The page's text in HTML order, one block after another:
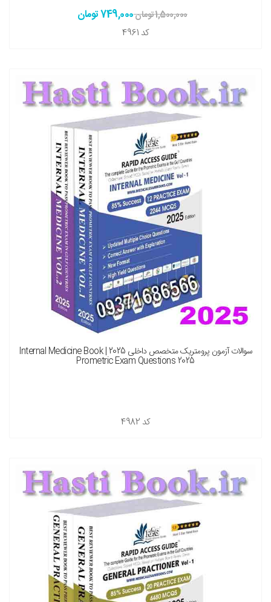
1,500,000 تومان 749,000 تومان
کد 4961
سوالات آزمون پرومتریک متخصص داخلی 2025 Internal Medicine Book |
Prometric Exam Questions 2025
کد 4982